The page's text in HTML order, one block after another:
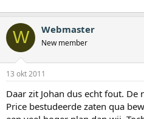
W Webmaster
New member
13 okt 2011
Daar zit Johan dus echt fout.
Price bestudeerde zaten qua